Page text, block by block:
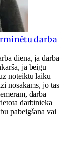
darba
diena, ja darba
ja beigu
noteiktu laiku
nosakāms, jo tas
darba
darbinieka
pabeigšana vai